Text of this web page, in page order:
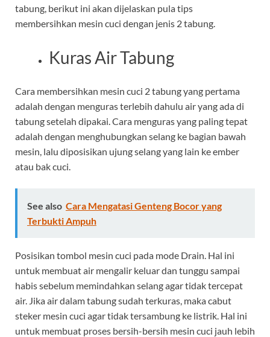
tabung, berikut ini akan dijelaskan pula tips
membersihkan mesin cuci dengan jenis 2 tabung.
Kuras Air Tabung
Cara membersihkan mesin cuci 2 tabung yang pertama
adalah dengan menguras terlebih dahulu air yang ada di
tabung setelah dipakai. Cara menguras yang paling tepat
adalah dengan menghubungkan selang ke bagian bawah
mesin, lalu diposisikan ujung selang yang lain ke ember
atau bak cuci.
See also Cara Mengatasi Genteng Bocor yang
Terbukti Ampuh
Posisikan tombol mesin cuci pada mode Drain. Hal ini
untuk membuat air mengalir keluar dan tunggu sampai
habis sebelum memindahkan selang agar tidak tercepat
air. Jika air dalam tabung sudah terkuras, maka cabut
steker mesin cuci agar tidak tersambung ke listrik. Hal ini
untuk membuat proses bersih-bersih mesin cuci jauh lebih